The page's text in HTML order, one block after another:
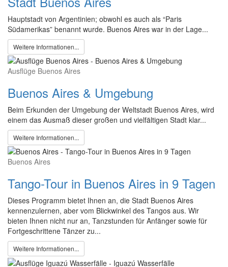
Hauptstadt von Argentinien; obwohl es auch als “Paris
Südamerikas” benannt wurde. Buenos Aires war in der Lage...
Weitere Informationen...
Ausflüge Buenos Aires
Buenos Aires & Umgebung
Beim Erkunden der Umgebung der Weltstadt Buenos Aires, wird
einem das Ausmaß dieser großen und vielfältigen Stadt klar...
Weitere Informationen...
Buenos Aires
Tango-Tour in Buenos Aires in 9 Tagen
Dieses Programm bietet Ihnen an, die Stadt Buenos Aires
kennenzulernen, aber vom Blickwinkel des Tangos aus. Wir
bieten Ihnen nicht nur an, Tanzstunden für Anfänger sowie für
Fortgeschrittene Tänzer zu...
Weitere Informationen...